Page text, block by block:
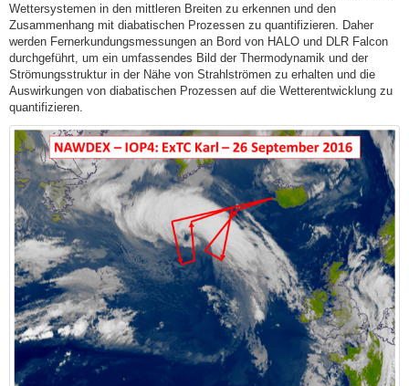
Wettersystemen in den mittleren Breiten zu erkennen und den
Zusammenhang mit diabatischen Prozessen zu quantifizieren. Daher
werden Fernerkundungsmessungen an Bord von HALO und DLR Falcon
durchgeführt, um ein umfassendes Bild der Thermodynamik und der
Strömungsstruktur in der Nähe von Strahlströmen zu erhalten und die
Auswirkungen von diabatischen Prozessen auf die Wetterentwicklung zu
quantifizieren.